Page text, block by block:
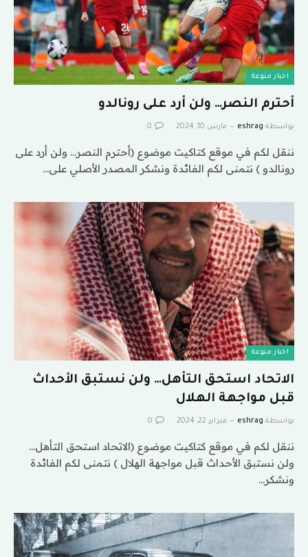
اخبار منوعة
أحترم النصر… ولن أرد على رونالدو
بواسطة eshrag مارس 10, 2024 0
ننقل لكم في موقع كتاكيت موضوع (أحترم النصر… ولن أرد على
رونالدو ) نتمنى لكم الفائدة ونشكر المصدر الأصلي على…
اخبار منوعة
الاتحاد استحق التأهل… ولن نستبق الأحداث
قبل مواجهة الهلال
بواسطة eshrag فبراير 22, 2024 0
ننقل لكم في موقع كتاكيت موضوع (الاتحاد استحق التأهل…
ولن نستبق الأحداث قبل مواجهة الهلال ) نتمنى لكم الفائدة
ونشكر…